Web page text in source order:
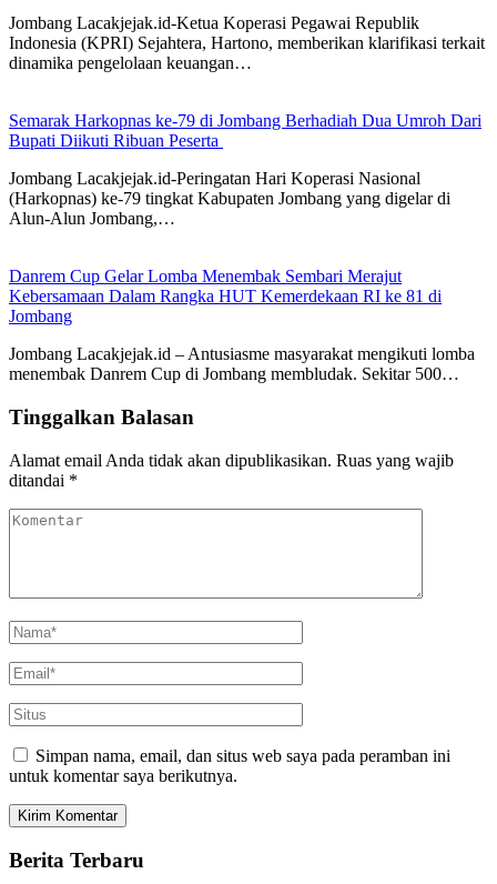
Jombang Lacakjejak.id-Ketua Koperasi Pegawai Republik
Indonesia (KPRI) Sejahtera, Hartono, memberikan klarifikasi terkait
dinamika pengelolaan keuangan…
Semarak Harkopnas ke-79 di Jombang Berhadiah Dua Umroh Dari
Bupati Diikuti Ribuan Peserta
Jombang Lacakjejak.id-Peringatan Hari Koperasi Nasional
(Harkopnas) ke-79 tingkat Kabupaten Jombang yang digelar di
Alun-Alun Jombang,…
Danrem Cup Gelar Lomba Menembak Sembari Merajut
Kebersamaan Dalam Rangka HUT Kemerdekaan RI ke 81 di
Jombang
Jombang Lacakjejak.id – Antusiasme masyarakat mengikuti lomba
menembak Danrem Cup di Jombang membludak. Sekitar 500…
Tinggalkan Balasan
Alamat email Anda tidak akan dipublikasikan. Ruas yang wajib
ditandai *
Simpan nama, email, dan situs web saya pada peramban ini
untuk komentar saya berikutnya.
Berita Terbaru